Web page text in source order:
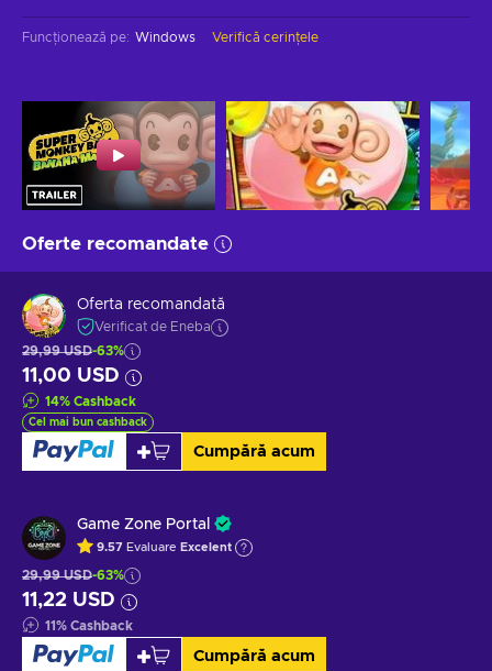
Funcționează pe: Windows Verifică cerințele
Oferte recomandate
Oferta recomandată
Verificat de Eneba
29,99 USD-63%
11,00 USD
14% Cashback
Cel mai bun cashback
Cumpără acum
Game Zone Portal
9.57 Evaluare Excelent
29,99 USD-63%
11,22 USD
11% Cashback
Cumpără acum